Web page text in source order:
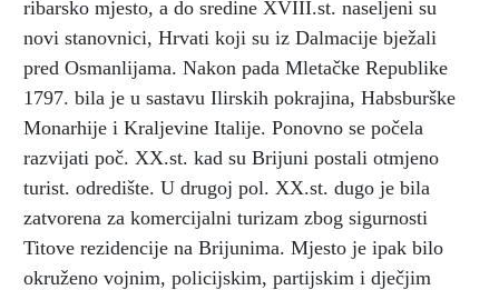
ribarsko mjesto, a do sredine XVIII.st. naseljeni su
novi stanovnici, Hrvati koji su iz Dalmacije bježali
pred Osmanlijama. Nakon pada Mletačke Republike
1797. bila je u sastavu Ilirskih pokrajina, Habsburške
Monarhije i Kraljevine Italije. Ponovno se počela
razvijati poč. XX.st. kad su Brijuni postali otmjeno
turist. odredište. U drugoj pol. XX.st. dugo je bila
zatvorena za komercijalni turizam zbog sigurnosti
Titove rezidencije na Brijunima. Mjesto je ipak bilo
okruženo vojnim, policijskim, partijskim i dječjim